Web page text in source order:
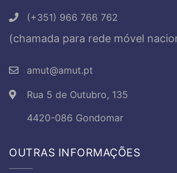
(+351) 966 766 762
(chamada para rede móvel
amut@amut.pt
Rua 5 de Outubro, 135
4420-086 Gondomar
OUTRAS INFORMAÇÕES